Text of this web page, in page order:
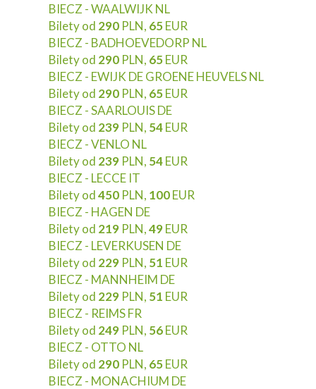
BIECZ - WAALWIJK NL
Bilety od 290 PLN, 65EUR
BIECZ - BADHOEVEDORP NL
Bilety od 290 PLN, 65EUR
BIECZ - EWIJK DE GROENE HEUVELS NL
Bilety od 290 PLN, 65EUR
BIECZ - SAARLOUIS DE
Bilety od 239 PLN, 54EUR
BIECZ - VENLO NL
Bilety od 239 PLN, 54EUR
BIECZ - LECCE IT
Bilety od450 PLN, 100EUR
BIECZ - HAGEN DE
Bilety od 219 PLN,49EUR
BIECZ - LEVERKUSEN DE
Bilety od 229 PLN, 51 EUR
BIECZ - MANNHEIM DE
Bilety od 229 PLN, 51 EUR
BIECZ - REIMS FR
Bilety od 249 PLN, 56EUR
BIECZ - OTTO NL
Bilety od 290 PLN, 65EUR
BIECZ - MONACHIUM DE